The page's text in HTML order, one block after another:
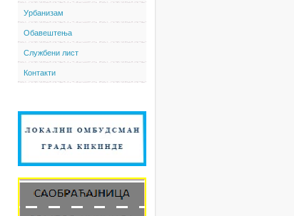
Урбанизам
Обавештења
Службени лист
Контакти